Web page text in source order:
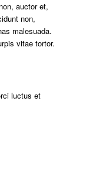
auctor et,
non,
malesuada.
vitae tortor.
luctus et